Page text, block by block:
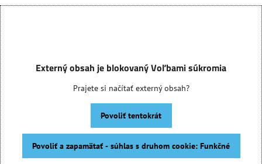
Externý obsah je blokovaný Voľbami súkromia
Prajete si načítať externý obsah?
Povoliť tentokrát
Povoliť a zapamätať - súhlas s druhom cookie: Funkčné